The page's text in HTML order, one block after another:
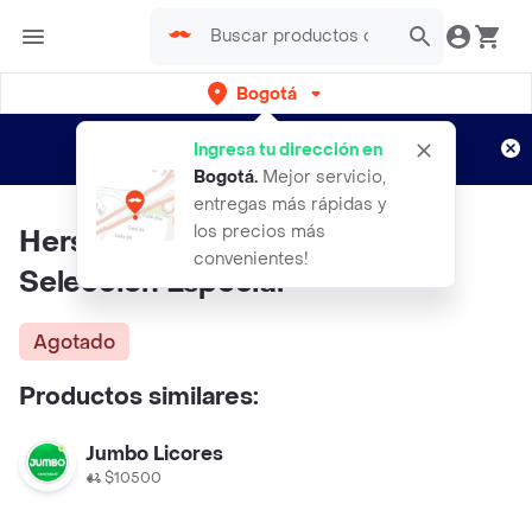
Bogotá
Ingresa tu dirección en
Bogotá. Mejor servicio,
entregas más rápidas y
los precios más
convenientes!
envíos gratis por semanas
Aplican TyC
Hersheys Kisses Caramelo
Seleccion Especial
Agotado
Productos similares:
Jumbo Licores
$10500